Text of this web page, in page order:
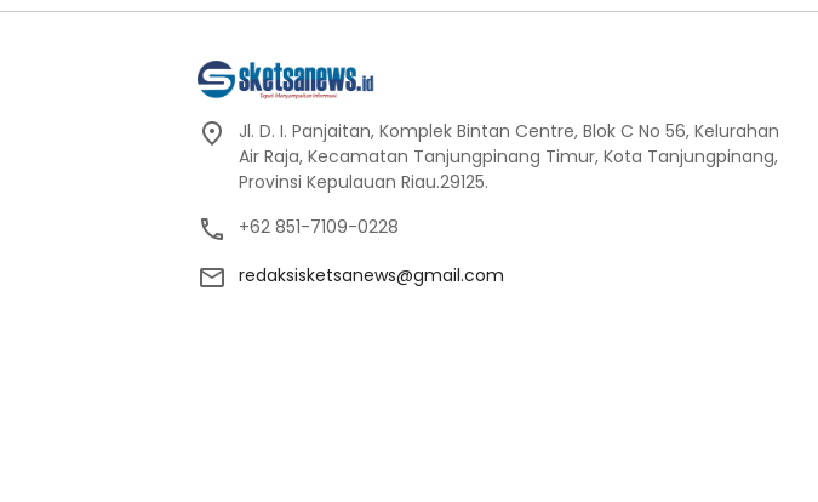
Jl. D. I. Panjaitan, Komplek Bintan Centre, Blok C No 56, Kelurahan
Air Raja, Kecamatan Tanjungpinang Timur, Kota Tanjungpinang,
Provinsi Kepulauan Riau.29125.
+62 851-7109-0228
redaksisketsanews@gmail.com